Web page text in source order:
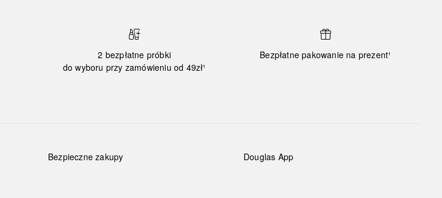
2 bezpłatne próbki
do wyboru przy zamówieniu od 49zł¹
Bezpłatne pakowanie na prezent¹
Bezpieczne zakupy Douglas App